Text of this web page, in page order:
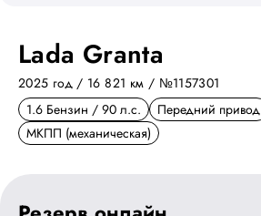
Lada Granta
2025 год / 16 821 км / №1157301
1.6 Бензин / 90 л.с.
Передний привод
МКПП (механическая)